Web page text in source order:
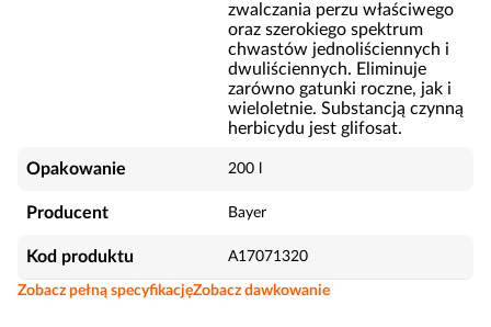
zwalczania perzu właściwego
oraz szerokiego spektrum
chwastów jednoliściennych i
dwuliściennych. Eliminuje
zarówno gatunki roczne, jak i
wieloletnie. Substancją czynną
herbicydu jest glifosat.
Opakowanie 200 l
Producent Bayer
Kod produktu A17071320
Zobacz pełną specyfikacjęZobacz dawkowanie